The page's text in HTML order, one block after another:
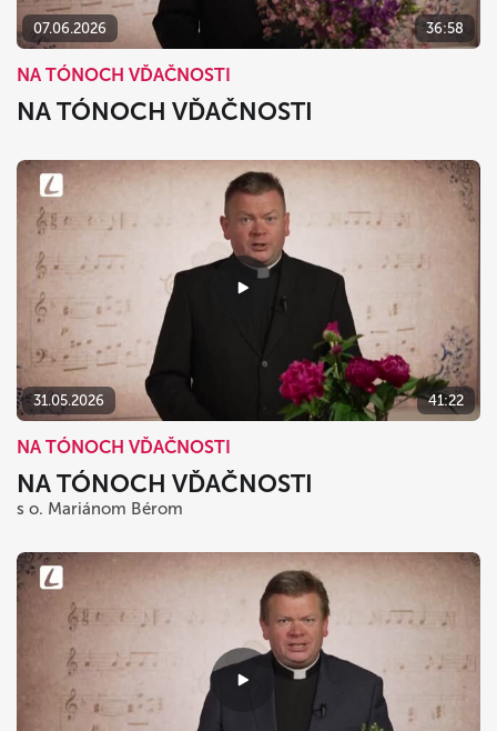
07.06.2026 36:58
NA TÓNOCH VĎAČNOSTI
NA TÓNOCH VĎAČNOSTI
31.05.2026 41:22
NA TÓNOCH VĎAČNOSTI
NA TÓNOCH VĎAČNOSTI
s o. Mariánom Bérom